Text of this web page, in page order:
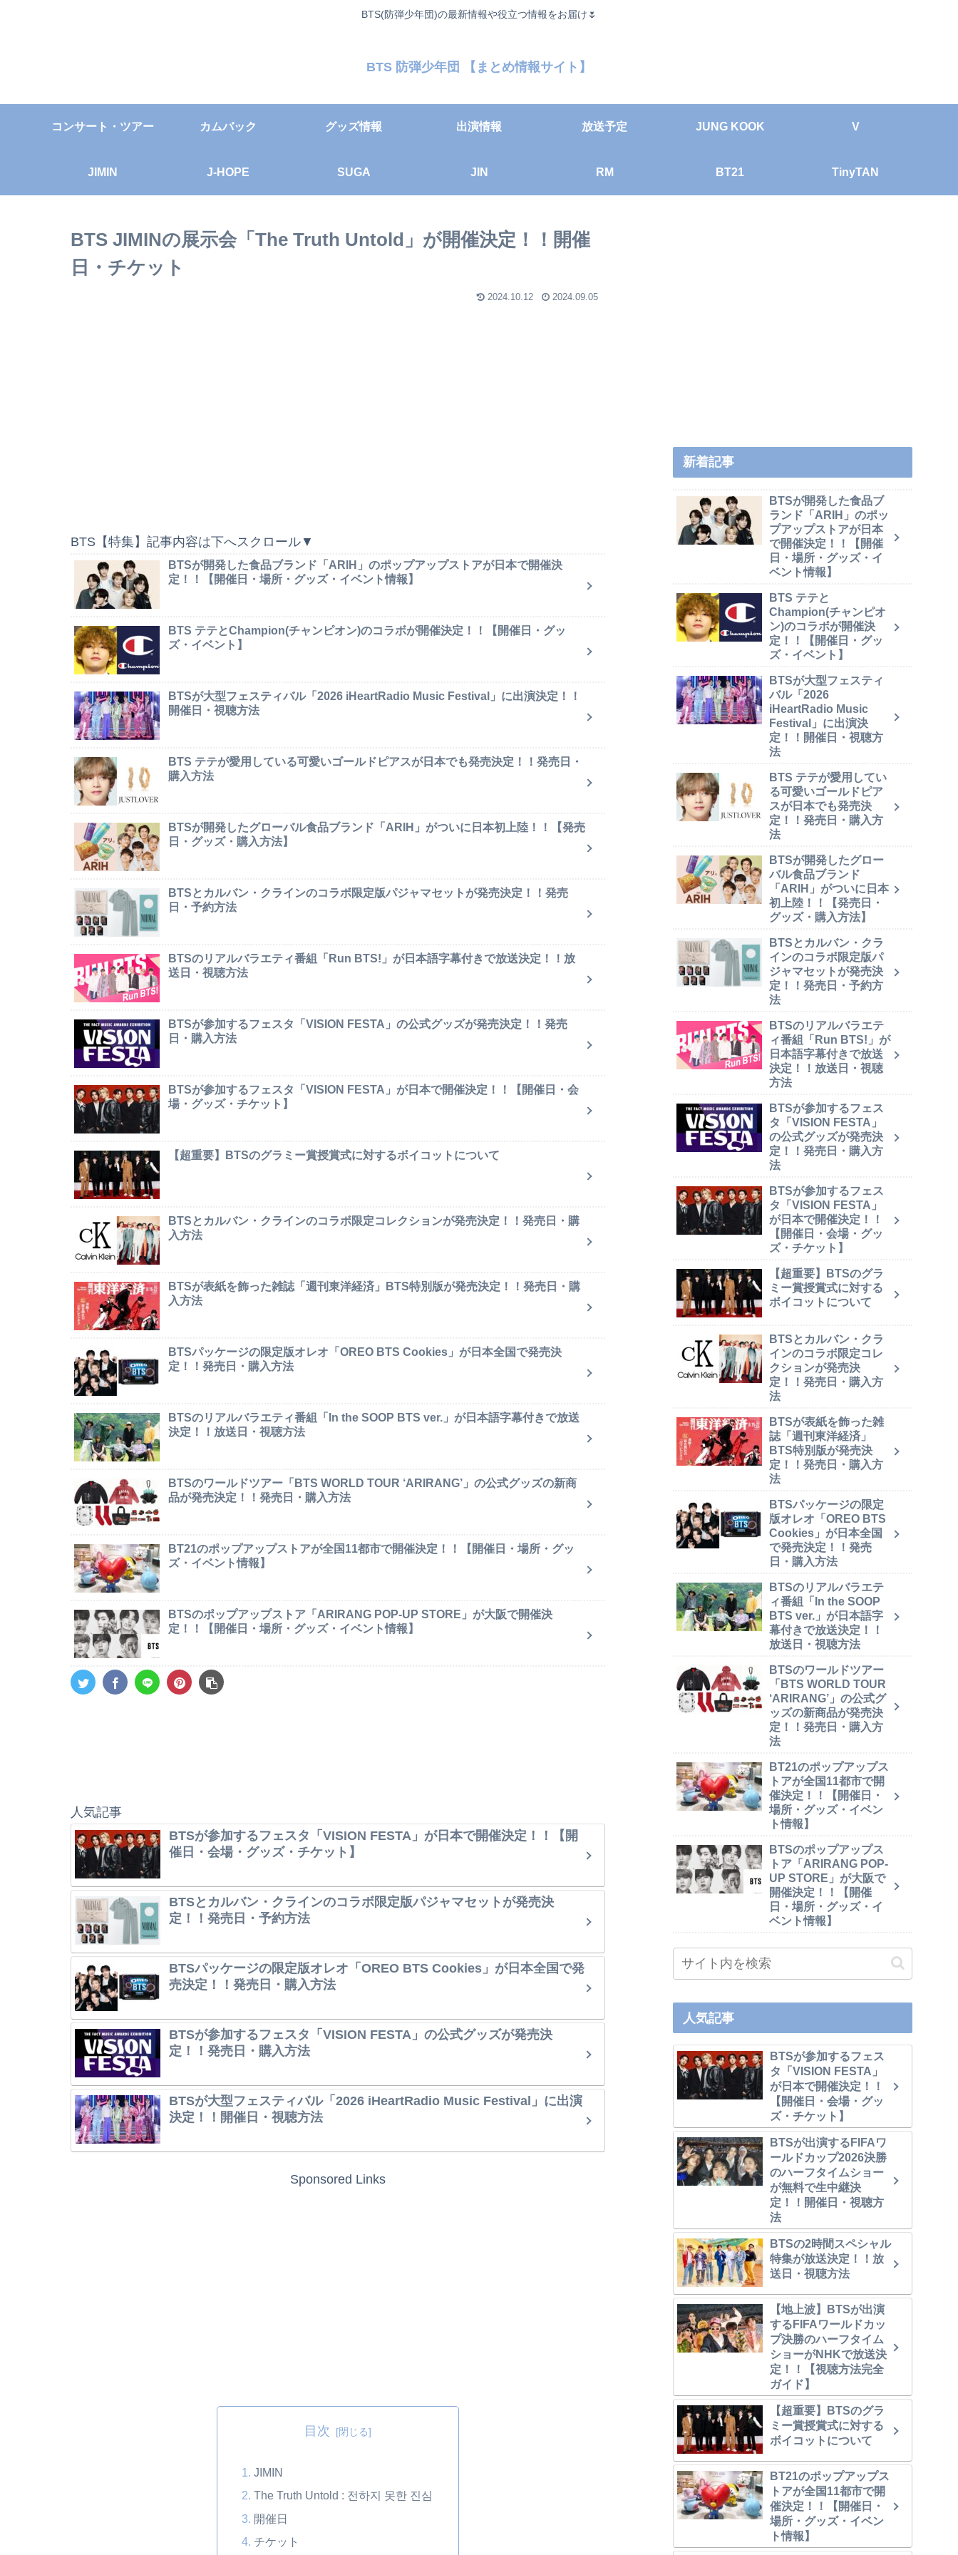
BTS(防弾少年団)の最新情報や役立つ情報をお届け🌷
BTS 防弾少年団 【まとめ情報サイト】
コンサート・ツアー カムバック グッズ情報 出演情報 放送予定 JUNG KOOK V
JIMIN J-HOPE SUGA JIN RM BT21 TinyTAN
BTS JIMINの展示会「The Truth Untold」が開催決定！！開催
日・チケット
2024.10.12 2024.09.05
BTS【特集】記事内容は下へスクロール▼
BTSが開発した食品ブランド「ARIH」のポップアップストアが日本で開催決
定！！【開催日・場所・グッズ・イベント情報】
BTS テテとChampion(チャンピオン)のコラボが開催決定！！【開催日・グッ
ズ・イベント】
BTSが大型フェスティバル「2026 iHeartRadio Music Festival」に出演決定！！
開催日・視聴方法
BTS テテが愛用している可愛いゴールドピアスが日本でも発売決定！！発売日・
購入方法
BTSが開発したグローバル食品ブランド「ARIH」がついに日本初上陸！！【発売
日・グッズ・購入方法】
BTSとカルバン・クラインのコラボ限定版パジャマセットが発売決定！！発売
日・予約方法
BTSのリアルバラエティ番組「Run BTS!」が日本語字幕付きで放送決定！！放
送日・視聴方法
BTSが参加するフェスタ「VISION FESTA」の公式グッズが発売決定！！発売
日・購入方法
BTSが参加するフェスタ「VISION FESTA」が日本で開催決定！！【開催日・会
場・グッズ・チケット】
【超重要】BTSのグラミー賞授賞式に対するボイコットについて
BTSとカルバン・クラインのコラボ限定コレクションが発売決定！！発売日・購
入方法
BTSが表紙を飾った雑誌「週刊東洋経済」BTS特別版が発売決定！！発売日・購
入方法
BTSパッケージの限定版オレオ「OREO BTS Cookies」が日本全国で発売決
定！！発売日・購入方法
BTSのリアルバラエティ番組「In the SOOP BTS ver.」が日本語字幕付きで放送
決定！！放送日・視聴方法
BTSのワールドツアー「BTS WORLD TOUR ‘ARIRANG’」の公式グッズの新商
品が発売決定！！発売日・購入方法
BT21のポップアップストアが全国11都市で開催決定！！【開催日・場所・グッ
ズ・イベント情報】
BTSのポップアップストア「ARIRANG POP-UP STORE」が大阪で開催決
定！！【開催日・場所・グッズ・イベント情報】
人気記事
BTSが参加するフェスタ「VISION FESTA」が日本で開催決定！！【開
催日・会場・グッズ・チケット】
BTSとカルバン・クラインのコラボ限定版パジャマセットが発売決
定！！発売日・予約方法
BTSパッケージの限定版オレオ「OREO BTS Cookies」が日本全国で発
売決定！！発売日・購入方法
BTSが参加するフェスタ「VISION FESTA」の公式グッズが発売決
定！！発売日・購入方法
BTSが大型フェスティバル「2026 iHeartRadio Music Festival」に出演
決定！！開催日・視聴方法
Sponsored Links
目次
JIMIN
The Truth Untold : 전하지 못한 진심
開催日
チケット
新着記事
BTSが開発した食品ブ
ランド「ARIH」のポッ
プアップストアが日本
で開催決定！！【開催
日・場所・グッズ・イ
ベント情報】
BTS テテと
Champion(チャンピオ
ン)のコラボが開催決
定！！【開催日・グッ
ズ・イベント】
BTSが大型フェスティ
バル「2026
iHeartRadio Music
Festival」に出演決
定！！開催日・視聴方
法
BTS テテが愛用してい
る可愛いゴールドピア
スが日本でも発売決
定！！発売日・購入方
法
BTSが開発したグロー
バル食品ブランド
「ARIH」がついに日本
初上陸！！【発売日・
グッズ・購入方法】
BTSとカルバン・クラ
インのコラボ限定版パ
ジャマセットが発売決
定！！発売日・予約方
法
BTSのリアルバラエテ
ィ番組「Run BTS!」が
日本語字幕付きで放送
決定！！放送日・視聴
方法
BTSが参加するフェス
タ「VISION FESTA」
の公式グッズが発売決
定！！発売日・購入方
法
BTSが参加するフェス
タ「VISION FESTA」
が日本で開催決定！！
【開催日・会場・グッ
ズ・チケット】
【超重要】BTSのグラ
ミー賞授賞式に対する
ボイコットについて
BTSとカルバン・クラ
インのコラボ限定コレ
クションが発売決
定！！発売日・購入方
法
BTSが表紙を飾った雑
誌「週刊東洋経済」
BTS特別版が発売決
定！！発売日・購入方
法
BTSパッケージの限定
版オレオ「OREO BTS
Cookies」が日本全国
で発売決定！！発売
日・購入方法
BTSのリアルバラエテ
ィ番組「In the SOOP
BTS ver.」が日本語字
幕付きで放送決定！！
放送日・視聴方法
BTSのワールドツアー
「BTS WORLD TOUR
‘ARIRANG’」の公式グ
ッズの新商品が発売決
定！！発売日・購入方
法
BT21のポップアップス
トアが全国11都市で開
催決定！！【開催日・
場所・グッズ・イベン
ト情報】
BTSのポップアップス
トア「ARIRANG POP-
UP STORE」が大阪で
開催決定！！【開催
日・場所・グッズ・イ
ベント情報】
人気記事
BTSが参加するフェス
タ「VISION FESTA」
が日本で開催決定！！
【開催日・会場・グッ
ズ・チケット】
BTSが出演するFIFAワ
ールドカップ2026決勝
のハーフタイムショー
が無料で生中継決
定！！開催日・視聴方
法
BTSの2時間スペシャル
特集が放送決定！！放
送日・視聴方法
【地上波】BTSが出演
するFIFAワールドカッ
プ決勝のハーフタイム
ショーがNHKで放送決
定！！【視聴方法完全
ガイド】
【超重要】BTSのグラ
ミー賞授賞式に対する
ボイコットについて
BT21のポップアップス
トアが全国11都市で開
催決定！！【開催日・
場所・グッズ・イベン
ト情報】